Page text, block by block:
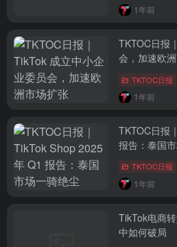
1年前
TKTOC日报
会，加速欧
TKTOC日报
1年前
TKTOC日报
报告：泰国
TKTOC日报
1年前
TikTok电商
中如何破局